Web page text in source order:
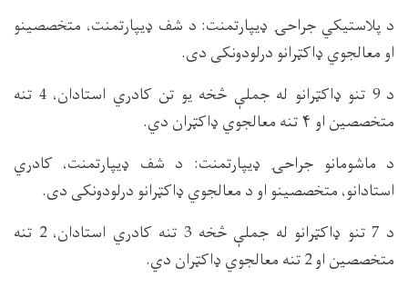
د پلاستیکي جراحۍ ډیپارتمنت: د شف ډیپارتمنت، متخصصینو
او معالجوي ډاکټرانو درلودونکی دی.
د 9 تنو ډاکټرانو له جملې څخه یو تن کادري استادان، 4 تنه
متخصصین او ۴ تنه معالجوي ډاکټران دي.
د ماشومانو جراحۍ ډیپارتمنت: د شف ډیپارتمنت، کادري
استادانو، متخصصینو او د معالجوي ډاکټرانو درلودونکی دی.
د 7 تنو ډاکټرانو له جملې څخه 3 تنه کادري استادان، 2 تنه
متخصصین او 2 تنه معالجوي ډاکټران دي.